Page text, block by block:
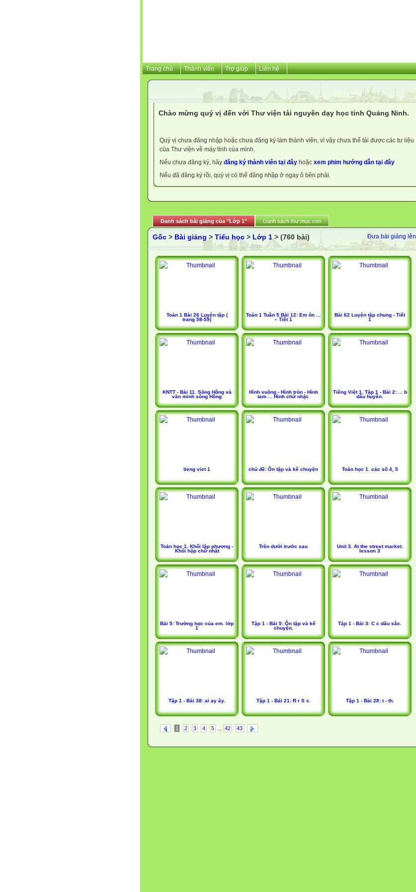
Trang chủ Thành viên Trợ giúp Liên hệ
Chào mừng quý vị đến với Thư viện tài nguyên dạy học tỉnh Quảng Ninh.
Quý vị chưa đăng nhập hoặc chưa đăng ký làm thành viên, vì vậy chưa thể tải được các tư liệu
của Thư viện về máy tính của mình.
Nếu chưa đăng ký, hãy đăng ký thành viên tại đây hoặc xem phim hướng dẫn tại đây
Nếu đã đăng ký rồi, quý vị có thể đăng nhập ở ngay ô bên phải.
Danh sách bài giảng của "Lớp 1" Danh sách thư mục con
Đưa bài giảng lên
Gốc > Bài giảng > Tiểu học > Lớp 1 > (760 bài)
Toán 1 Bài 26 Luyện tập (
trang 58-59)
Toán 1 Tuần 5 Bài 12: Em ôn ...
– Tiết 1
Bài 62 Luyện tập chung - Tiết
1
KNTT - Bài 11. Sông Hồng và
văn minh sông Hồng
Hình vuông - Hình tròn - Hình
tam ... Hình chữ nhật.
Tiếng Việt 1. Tập 1 - Bài 2: ... b
dấu huyền.
tieng viet 1 chủ đề: Ôn tập và kể chuyện Toán học 1. các số 4, 5
Toán học 1. Khối lập phương -
Khối hộp chữ nhật
Trên dưới trước sau
Unit 3. At the street market.
lesson 3
Bài 5: Trường học của em. lớp
1
Tập 1 - Bài 5: Ôn tập và kể
chuyện.
Tập 1 - Bài 3: C c dấu sắc.
Tập 1 - Bài 38: ai ay ây. Tập 1 - Bài 21: R r S s. Tập 1 - Bài 28: t - th.
1 2 3 4 5 ... 42 43